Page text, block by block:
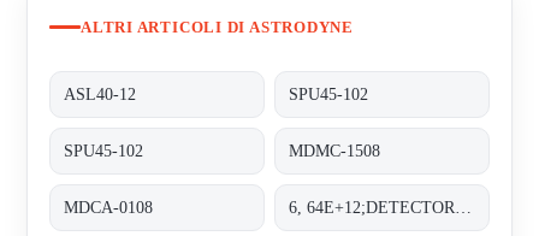
ALTRI ARTICOLI DI ASTRODYNE
ASL40-12 SPU45-102
SPU45-102 MDMC-1508
MDCA-0108